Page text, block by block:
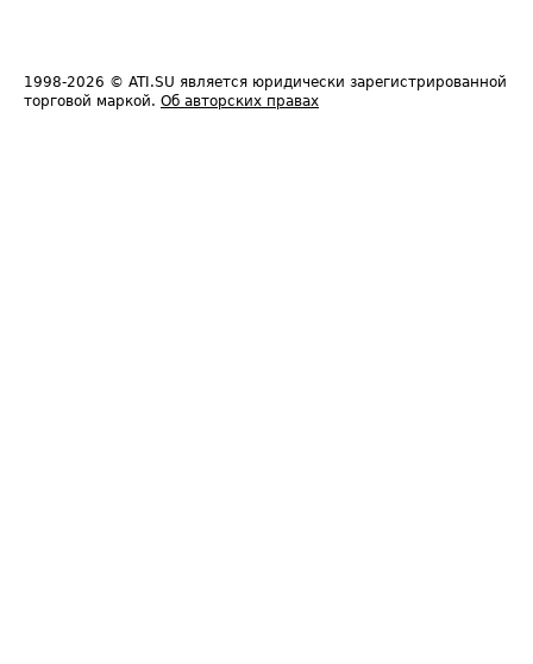
1998-2026 © ATI.SU является юридически зарегистрированной
торговой маркой. Об авторских правах